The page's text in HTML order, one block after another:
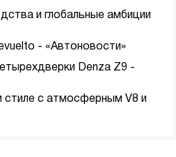
и глобальные амбиции
- «Автоновости»
Denza Z9 -
стиле с атмосферным V8 и